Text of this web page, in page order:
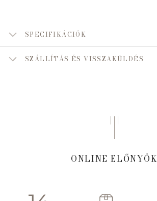
SPECIFIKÁCIÓK
SZÁLLÍTÁS ÉS VISSZAKÜLDÉS
ONLINE ELŐNYÖK